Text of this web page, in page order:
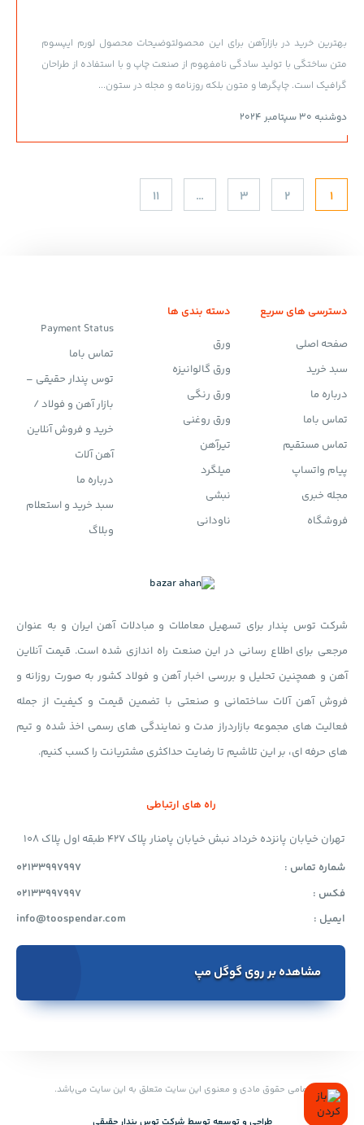
بهترین خرید در بازارآهن برای این محصولتوضیحات محصول لورم ایپسوم
متن ساختگی با تولید سادگی نامفهوم از صنعت چاپ و با استفاده از طراحان
گرافیک است. چاپگرها و متون بلکه روزنامه و مجله در ستون...
دوشنبه 30 سپتامبر 2024
1
2
3
…
11
دسترسی های سریع
صفحه اصلی
سبد خرید
درباره ما
تماس باما
تماس مستقیم
پیام واتساپ
مجله خبری
فروشگاه
دسته بندی ها
ورق
ورق گالوانیزه
ورق رنگی
ورق روغنی
تیرآهن
میلگرد
نبشی
ناودانی
Payment Status
تماس باما
توس پندار حقیقی –
بازار آهن و فولاد /
خرید و فروش آنلاین
آهن آلات
درباره ما
سبد خرید و استعلام
وبلاگ
شرکت توس پندار برای تسهیل معاملات و مبادلات آهن ایران و به عنوان
مرجعی برای اطلاع رسانی در این صنعت راه اندازی شده است. قیمت آنلاین
آهن و همچنین تحلیل و بررسی اخبار آهن و فولاد کشور به صورت روزانه و
فروش آهن آلات ساختمانی و صنعتی با تضمین قیمت و کیفیت از جمله
فعالیت های مجموعه بازاردراز مدت و نمایندگی های رسمی اخذ شده و تیم
های حرفه ای، بر این تلاشیم تا رضایت حداکثری مشتریانت را کسب کنیم.
راه های ارتباطی
تهران خیابان پانزده خرداد نبش خیابان پامنار پلاک 427 طبقه اول پلاک 108
شماره تماس :
02133997997
فکس :
02133997997
ایمیل :
info@toospendar.com
مشاهده بر روی گوگل مپ
تمامی حقوق مادی و معنوی این سایت متعلق به این سایت می‌باشد.
طراحی و توسعه توسط‌ شرکت توس پندار حقیقی